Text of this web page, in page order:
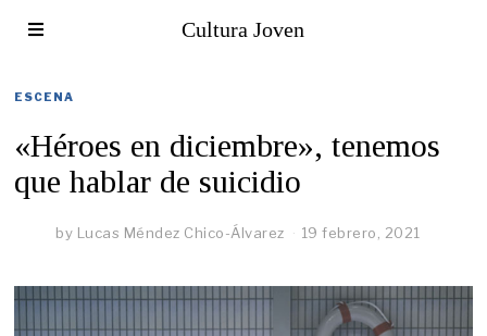
Cultura Joven
ESCENA
«Héroes en diciembre», tenemos
que hablar de suicidio
by Lucas Méndez Chico-Álvarez 19 febrero, 2021